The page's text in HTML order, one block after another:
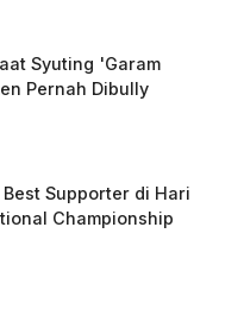
Syuting 'Garam
Pernah Dibully
Supporter di Hari
Championship